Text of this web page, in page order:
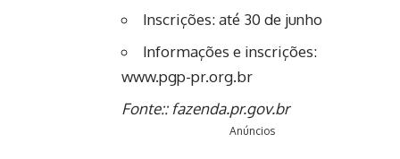
Inscrições: até 30 de junho
Informações e inscrições:
www.pgp-pr.org.br
Fonte::fazenda.pr.gov.br
Anúncios